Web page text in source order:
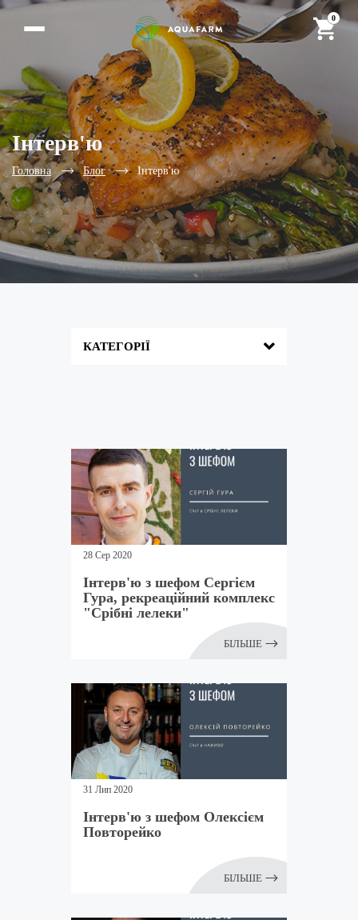
0
Інтерв'ю
Головна Блог Інтерв'ю
КАТЕГОРІЇ
28 Сер 2020
Інтерв'ю з шефом Сергієм
Гура, рекреаційний комплекс
"Срібні лелеки"
БІЛЬШЕ
31 Лип 2020
Інтерв'ю з шефом Олексієм
Повторейко
БІЛЬШЕ